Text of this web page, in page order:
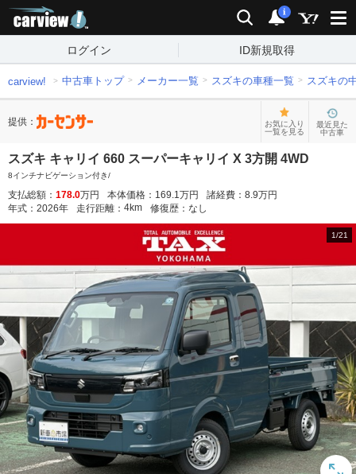
検索 通知
i
ログイン ID新規取得
carview! 中古車トップ メーカー一覧 スズキの車種一覧 スズキの
提供：
お気に入り
一覧を見る
最近見た
中古車
スズキ キャリイ 660 スーパーキャリイ X 3方開 4WD
8インチナビゲーション付き/
支払総額： 178.0万円 本体価格： 169.1万円 諸経費： 8.9万円
年式： 2026年 走行距離： 4km 修復歴： なし
1/21